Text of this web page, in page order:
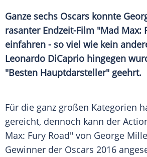
Ganze sechs Oscars konnte
rasanter Endzeit-Film "Mad Max:
einfahren - so viel wie kein
Leonardo DiCaprio hingegen
"Besten Hauptdarsteller" geehrt.
Für die ganz großen Kategorien
gereicht, dennoch kann der
Max: Fury Road" von George
Gewinner der Oscars 2016